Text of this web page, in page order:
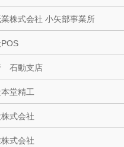
株式会社 小矢部事業所
石動支店
堂精工
式会社
式会社